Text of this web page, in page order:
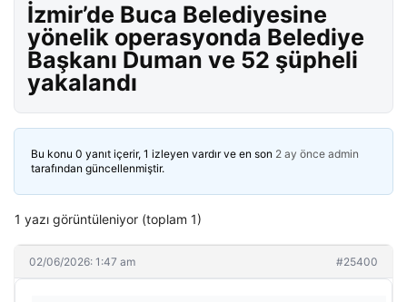
İzmir’de Buca Belediyesine
yönelik operasyonda Belediye
Başkanı Duman ve 52 şüpheli
yakalandı
Bu konu 0 yanıt içerir, 1 izleyen vardır ve en son 2 ay önce admin
tarafından güncellenmiştir.
1 yazı görüntüleniyor (toplam 1)
02/06/2026: 1:47 am #25400